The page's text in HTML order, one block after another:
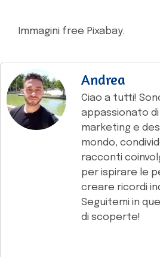
Immagini free Pixabay.
Andrea
Ciao a tutti!
appassionato
marketing e
mondo,
racconti
per ispirare le
creare ricordi
Seguitemi in
di scoperte!